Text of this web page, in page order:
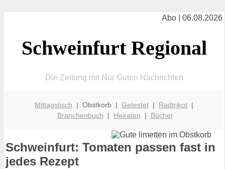
Abo | 06.08.2026
Schweinfurt Regional
Die Zeitung mit Nur Guten Nachrichten
Mittagstisch | Obstkorb | Getestet | Radtrikot |
Branchenbuch | Heiraten | Bücher
Schweinfurt: Tomaten passen fast in
jedes Rezept